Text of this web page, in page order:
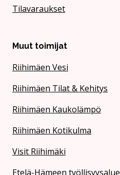
Tilavaraukset
Muut toimijat
Riihimäen Vesi
Riihimäen Tilat & Kehitys
Riihimäen Kaukolämpö
Riihimäen Kotikulma
Visit Riihimäki
Etelä-Hämeen työllisyysalue